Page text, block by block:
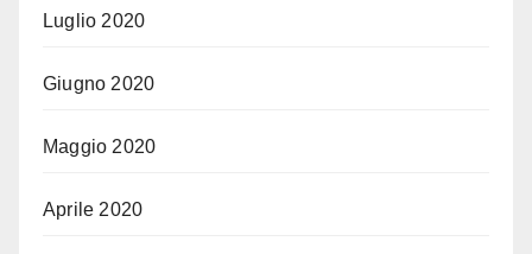
Luglio 2020
Giugno 2020
Maggio 2020
Aprile 2020